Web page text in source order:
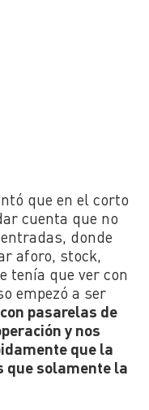
que en el corto
cuenta que no
donde
aforo, stock,
tenía que ver con
empezó a ser
pasarelas de
y nos
que la
que solamente la